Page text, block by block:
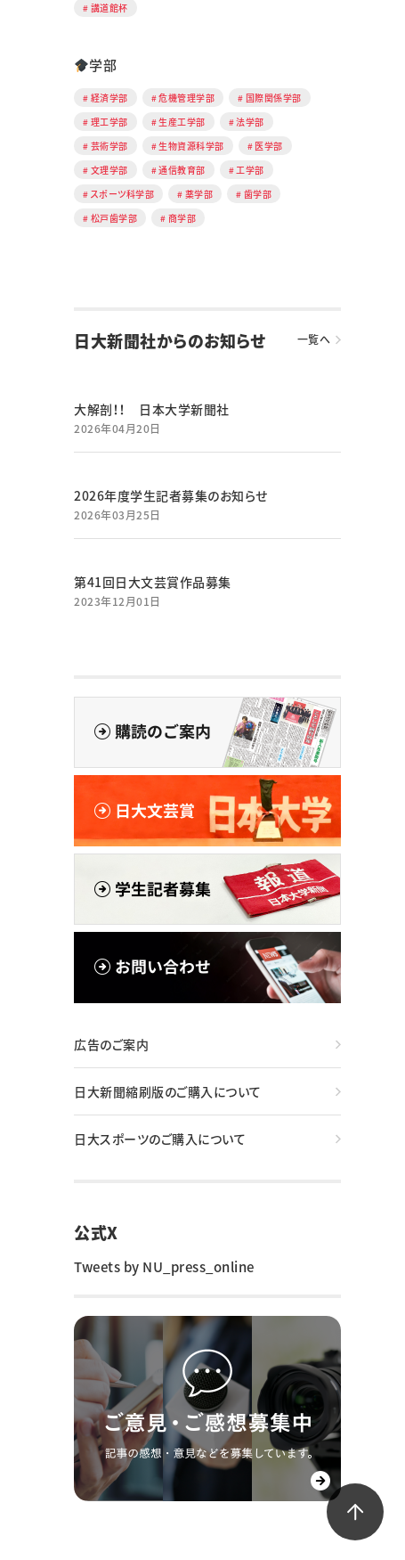
講道館杯
学部
経済学部 危機管理学部
国際関係学部
理工学部
生産工学部
法学部
芸術学部
生物資源科学部
医学部
文理学部
通信教育部
工学部
スポーツ科学部
薬学部
歯学部
松戸歯学部
商学部
日大新聞社からのお知らせ 一覧へ
大解剖！！ 日本大学新聞社
2026年04月20日
2026年度学生記者募集のお知らせ
2026年03月25日
第41回日大文芸賞作品募集
2023年12月01日
広告のご案内
日大新聞縮刷版のご購入について
日大スポーツのご購入について
公式X
Tweets by NU_press_online